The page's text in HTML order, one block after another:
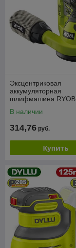
Эксцентриковая
аккумуляторная
шлифмашина
система ONE +
В наличии
314,76 руб.
Купить